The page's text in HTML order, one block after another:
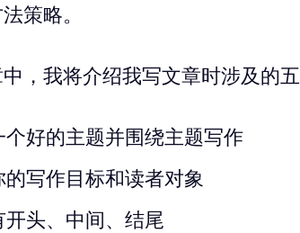
策略。
，我将介绍我写文章时涉及的五
个好的主题并围绕主题写作
的写作目标和读者对象
开头、中间、结尾